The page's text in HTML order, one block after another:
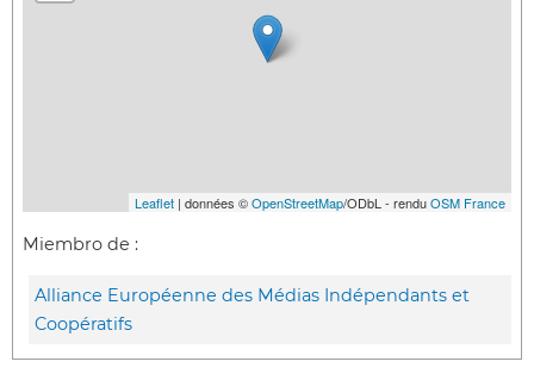
Leaflet | données ©OpenStreetMap/ODbL - renduOSM France
Miembro de :
Alliance Européenne des Médias Indépendants et
Coopératifs